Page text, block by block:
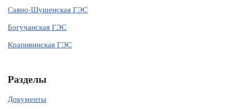
Саяно-Шушенская ГЭС
Богучанская ГЭС
Крапивинская ГЭС
Разделы
Документы